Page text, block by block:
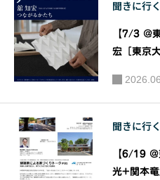
聞きに行
【7/3 @
宏［東京
6］｜主催
ク実行委
聞きに行
【6/19
光+関本⻯